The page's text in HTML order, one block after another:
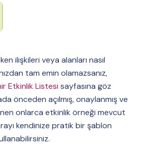
ilişkileri veya alanları nasıl
tam emin olamazsanız,
Etkinlik Listesi sayfasına göz
önceden açılmış, onaylanmış ve
onlarca etkinlik örneği mevcut
kendinize pratik bir şablon